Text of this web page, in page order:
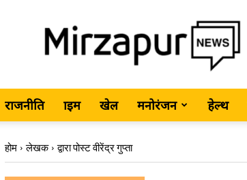
MirzapurNews.com
राजनीति क्राइम खेल मनोरंजन हेल्थ
होम लेखक द्वारा पोस्ट वीरेंद्र गुप्ता